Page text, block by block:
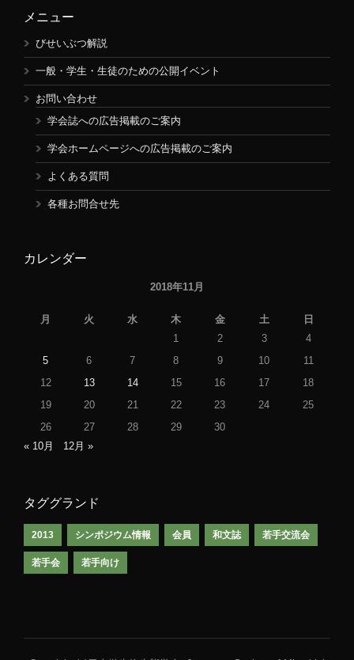
メニュー
びせいぶつ解説
一般・学生・生徒のための公開イベント
お問い合わせ
学会誌への広告掲載のご案内
学会ホームページへの広告掲載のご案内
よくある質問
各種お問合せ先
カレンダー
2018年11月
月 火 水 木 金 土
日
1
2 3
4
5
6 7 8 9 10
11
12
13 14 15 16 17
18
19
20 21 22 23 24
25
26
27 28 29
30
« 10月
12月 »
タググランド
2013 シンポジウム情報 会員 和文誌 若手交流会
若手会 若手向け